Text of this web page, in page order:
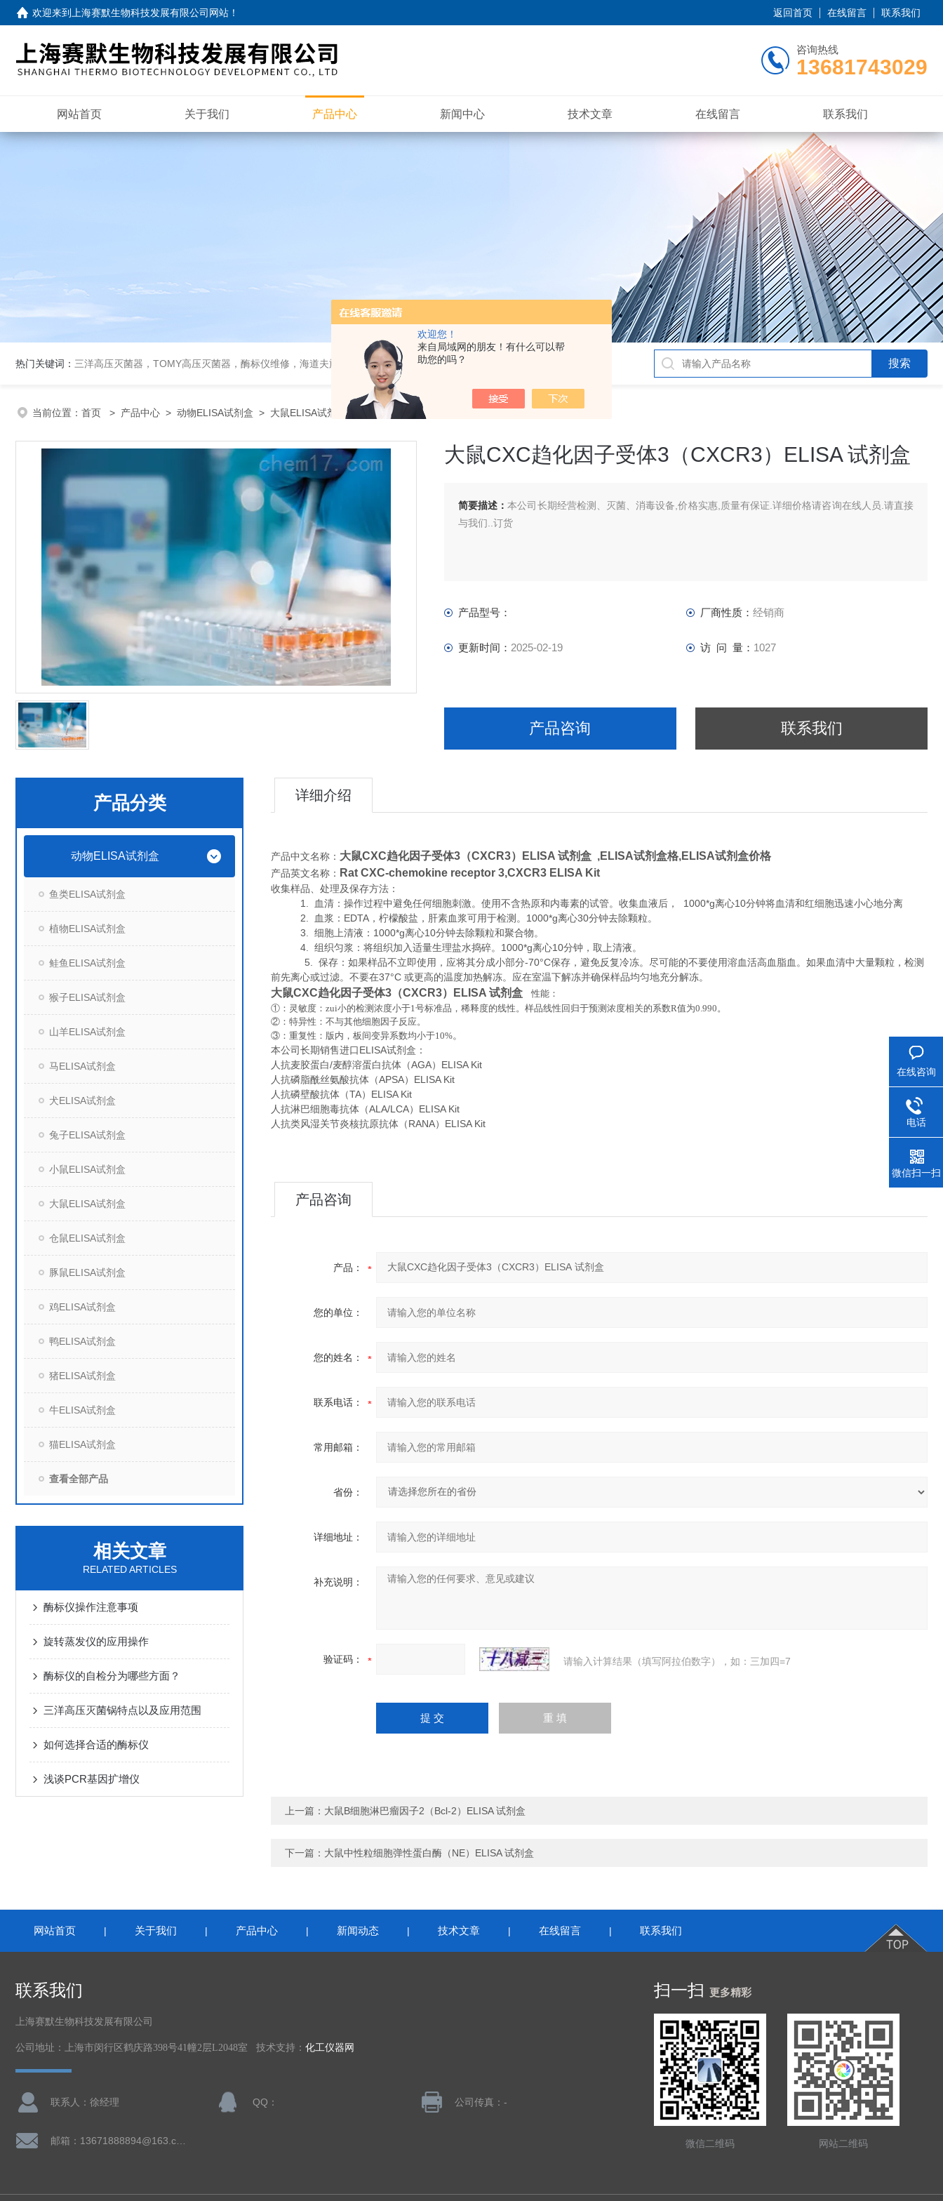
欢迎您！
来自局域网的朋友！有什么可以帮
助您的吗？
欢迎来到 上海赛默生物科技发展有限公司网站 ！ 返回首页 在线留言 联系我们
咨询热线
13681743029
网站首页 关于我们 产品中心 新闻中心 技术文章 在线留言 联系我们
热门关键词： 三洋高压灭菌器，TOMY高压灭菌器，酶标仪维修，海道夫旋转蒸发仪
当前位置： 首页 > 产品中心 > 动物ELISA试剂盒 > 大鼠ELISA试剂盒> 大鼠CXC趋化因子受体3（CXCR3）ELISA 试剂盒
大鼠CXC趋化因子受体3（CXCR3）ELISA 试剂盒
简要描述：本公司长期经营检测、灭菌、消毒设备,价格实惠,质量有保证.详细价格请咨询在线人员.请直接
与我们..订货
产品型号： 厂商性质： 经销商
更新时间： 2025-02-19 访 问 量： 1027
产品咨询 联系我们
产品分类
动物ELISA试剂盒
鱼类ELISA试剂盒
植物ELISA试剂盒
鲑鱼ELISA试剂盒
猴子ELISA试剂盒
山羊ELISA试剂盒
马ELISA试剂盒
犬ELISA试剂盒
兔子ELISA试剂盒
小鼠ELISA试剂盒
大鼠ELISA试剂盒
仓鼠ELISA试剂盒
豚鼠ELISA试剂盒
鸡ELISA试剂盒
鸭ELISA试剂盒
猪ELISA试剂盒
牛ELISA试剂盒
猫ELISA试剂盒
查看全部产品
相关文章
RELATED ARTICLES
酶标仪操作注意事项
旋转蒸发仪的应用操作
酶标仪的自检分为哪些方面？
三洋高压灭菌锅特点以及应用范围
如何选择合适的酶标仪
浅谈PCR基因扩增仪
详细介绍
产品中文名称： 大鼠CXC趋化因子受体3（CXCR3）ELISA 试剂盒 ,ELISA试剂盒格,ELISA试剂盒价格
产品英文名称： Rat CXC-chemokine receptor 3,CXCR3 ELISA Kit
收集样品、处理及保存方法：
1. 血清：操作过程中避免任何细胞刺激。使用不含热原和内毒素的试管。收集血液后， 1000*g离心10分钟将血清和红细胞迅速小心地分离
2. 血浆：EDTA，柠檬酸盐，肝素血浆可用于检测。1000*g离心30分钟去除颗粒。
3. 细胞上清液：1000*g离心10分钟去除颗粒和聚合物。
4. 组织匀浆：将组织加入适量生理盐水捣碎。1000*g离心10分钟，取上清液。
5. 保存：如果样品不立即使用，应将其分成小部分-70°C保存，避免反复冷冻。尽可能的不要使用溶血活高血脂血。如果血清中大量颗粒，检测
前先离心或过滤。不要在37°C 或更高的温度加热解冻。应在室温下解冻并确保样品均匀地充分解冻。
大鼠CXC趋化因子受体3（CXCR3）ELISA 试剂盒 性能：
①：灵敏度：zui小的检测浓度小于1号标准品，稀释度的线性。样品线性回归于预测浓度相关的系数R值为0.990。
②：特异性：不与其他细胞因子反应。
③：重复性：版内，板间变异系数均小于10%。
本公司长期销售进口ELISA试剂盒：
人抗麦胶蛋白/麦醇溶蛋白抗体（AGA）ELISA Kit
人抗磷脂酰丝氨酸抗体（APSA）ELISA Kit
人抗磷壁酸抗体（TA）ELISA Kit
人抗淋巴细胞毒抗体（ALA/LCA）ELISA Kit
人抗类风湿关节炎核抗原抗体（RANA）ELISA Kit
产品咨询
产品：
您的单位：
您的姓名：
联系电话：
常用邮箱：
省份：
详细地址：
补充说明：
验证码： 请输入计算结果（填写阿拉伯数字），如：三加四=7
上一篇： 大鼠B细胞淋巴瘤因子2（Bcl-2）ELISA 试剂盒
下一篇： 大鼠中性粒细胞弹性蛋白酶（NE）ELISA 试剂盒
网站首页 | 关于我们 | 产品中心 | 新闻动态 | 技术文章 | 在线留言 | 联系我们
联系我们
上海赛默生物科技发展有限公司
公司地址：上海市闵行区鹤庆路398号41幢2层L2048室 技术支持： 化工仪器网
联系人：徐经理 QQ： 公司传真：-
扫一扫 更多精彩
微信二维码 网站二维码
在线咨询
电话
微信扫一扫